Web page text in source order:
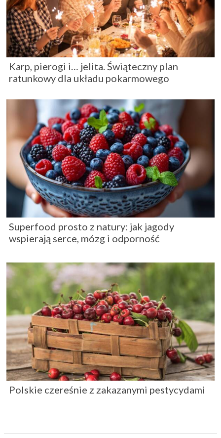
Karp, pierogi i… jelita. Świąteczny plan
ratunkowy dla układu pokarmowego
Superfood prosto z natury: jak jagody
wspierają serce, mózg i odporność
Polskie czereśnie z zakazanymi pestycydami